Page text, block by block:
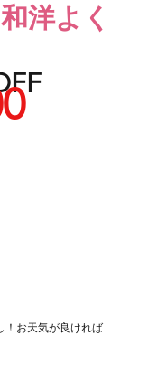
洋よく
！お天気が良ければ